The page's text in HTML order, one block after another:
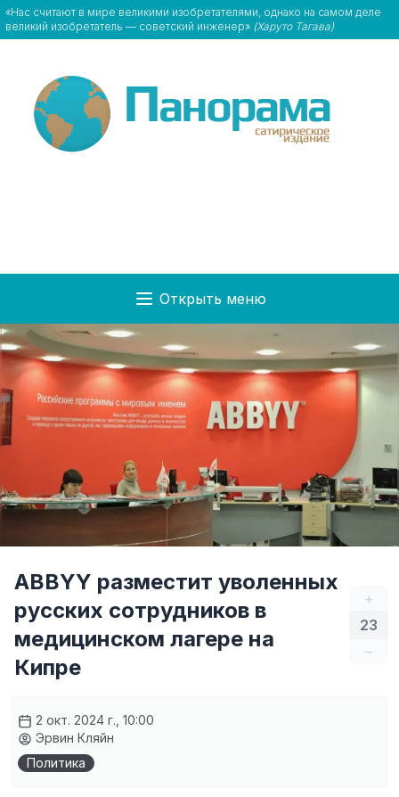
«Нас считают в мире великими изобретателями, однако на самом деле
великий изобретатель — советский инженер» (Харуто Тагава)
Открыть меню
+
23
–
ABBYY разместит уволенных
русских сотрудников в
медицинском лагере на
Кипре
2 окт. 2024 г., 10:00
Эрвин Кляйн
Политика